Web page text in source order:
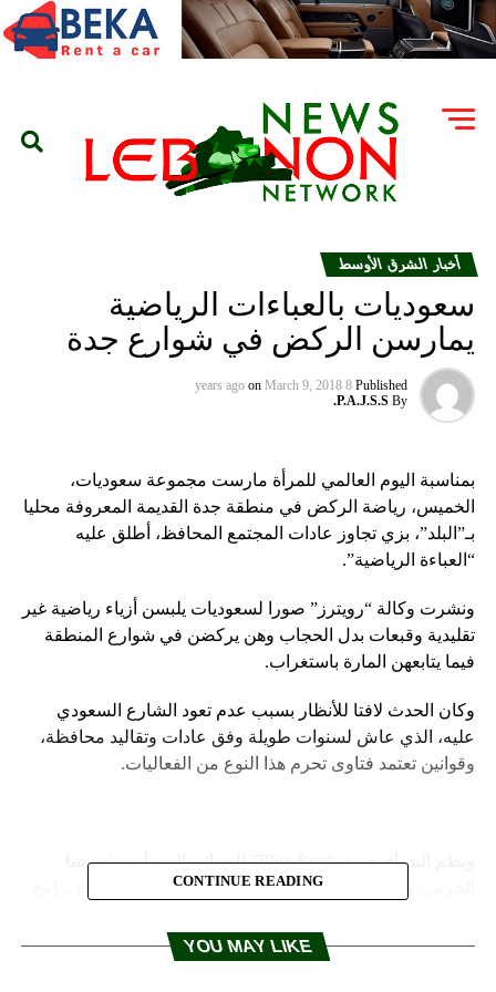
أخبار الشرق الأوسط
سعوديات بالعباءات الرياضية
يمارسن الركض في شوارع جدة
Published
8 years ago
on March 9, 2018
By
P.A.J.S.S.
بمناسبة اليوم العالمي للمرأة مارست مجموعة سعوديات،
الخميس، رياضة الركض في منطقة جدة القديمة المعروفة محليا
بـ”البلد”، بزي تجاوز عادات المجتمع المحافظ، أطلق عليه
“العباءة الرياضية”.
ونشرت وكالة “رويترز” صورا لسعوديات يلبسن أزياء رياضية غير
تقليدية وقبعات بدل الحجاب وهن يركضن في شوارع المنطقة
فيما يتابعهن المارة باستغراب.
وكان الحدث لافتا للأنظار بسبب عدم تعود الشارع السعودي
عليه، الذي عاش لسنوات طويلة وفق عادات وتقاليد محافظة،
وقوانين تعتمد فتاوى تحرم هذا النوع من الفعاليات.
ونظم السباق فريق “Bliss Run” النسائي الذي أسسته رشا
الحربي، ويهتم بتعزيز الاهتمام بصحة المرأة، عبر ممارسة برامج
ويأتي هذا الحديث بعد أيام من ماراثون للجري شاركت فيه
CONTINUE READING
YOU MAY LIKE